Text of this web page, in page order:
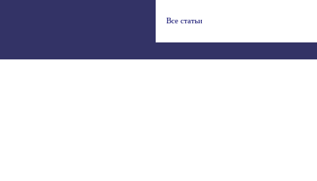
Все статьи